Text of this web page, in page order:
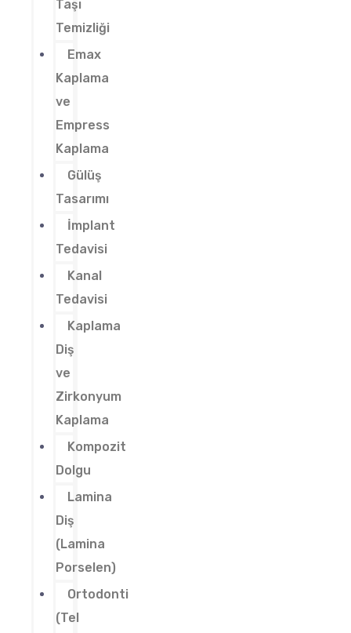
Taşı
Temizliği
Emax
Kaplama
ve
Empress
Kaplama
Gülüş
Tasarımı
İmplant
Tedavisi
Kanal
Tedavisi
Kaplama
Diş
ve
Zirkonyum
Kaplama
Kompozit
Dolgu
Lamina
Diş
(Lamina
Porselen)
Ortodonti
(Tel